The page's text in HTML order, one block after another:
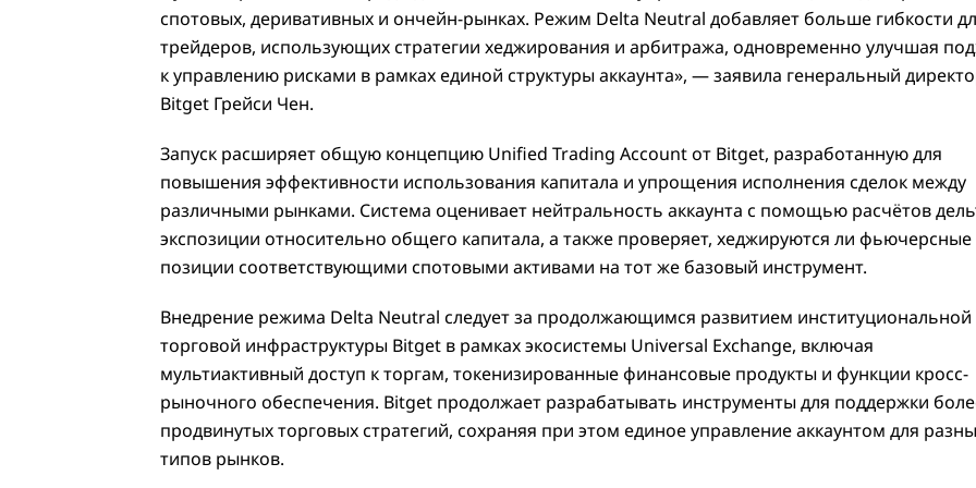
спотовых, деривативных и ончейн-рынках. Режим Delta Neutral добавляет больше гибкости
трейдеров, использующих стратегии хеджирования и арбитража, одновременно улучшая
к управлению рисками в рамках единой структуры аккаунта», — заявила генеральный
Bitget Грейси Чен.
Запуск расширяет общую концепцию Unified Trading Account от Bitget, разработанную для
повышения эффективности использования капитала и упрощения исполнения сделок между
различными рынками. Система оценивает нейтральность аккаунта с помощью расчётов
экспозиции относительно общего капитала, а также проверяет, хеджируются ли фьючерсные
позиции соответствующими спотовыми активами на тот же базовый инструмент.
Внедрение режима Delta Neutral следует за продолжающимся развитием институциональной
торговой инфраструктуры Bitget в рамках экосистемы Universal Exchange, включая
мультиактивный доступ к торгам, токенизированные финансовые продукты и функции кросс-
рыночного обеспечения. Bitget продолжает разрабатывать инструменты для поддержки
продвинутых торговых стратегий, сохраняя при этом единое управление аккаунтом для
типов рынков.